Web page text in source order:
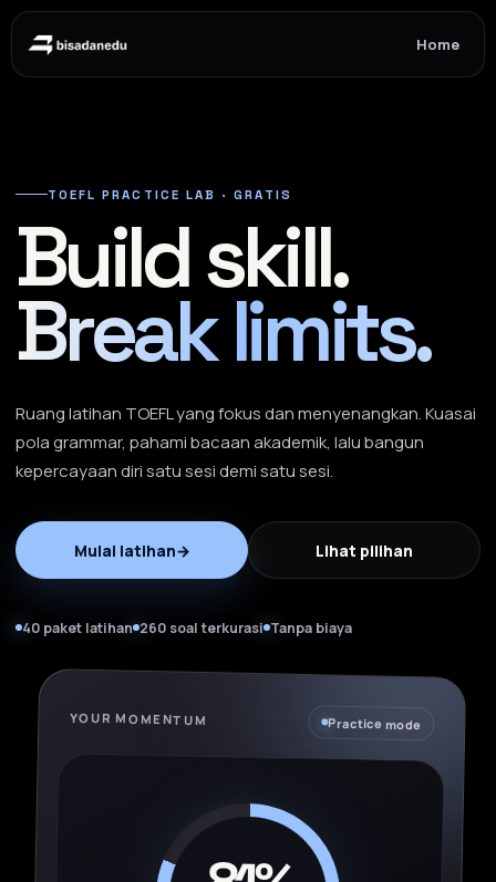
Home
TOEFL PRACTICE LAB · GRATIS
Build skill.
Break limits.
Ruang latihan TOEFL yang fokus dan menyenangkan. Kuasai
pola grammar, pahami bacaan akademik, lalu bangun
kepercayaan diri satu sesi demi satu sesi.
Mulai latihan→ Lihat pilihan
40 paket latihan 260 soal terkurasi Tanpa biaya
YOUR MOMENTUM Practice mode